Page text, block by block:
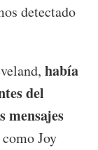
detectado
había
del
mensajes
Joy